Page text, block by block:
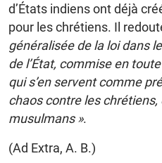
d’États indiens ont déjà
pour les chrétiens. Il
généralisée de la loi dans
de l’État, commise en
qui s’en servent comme
chaos contre les
musulmans ».
(Ad Extra, A. B.)